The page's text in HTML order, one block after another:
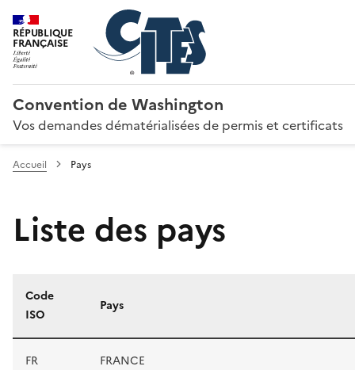
RÉPUBLIQUE
FRANÇAISE
Convention de Washington
Vos demandes dématérialisées de permis et certificats
Accueil Pays
Liste des pays
Liste des pays
Code
ISO
Pays
FR FRANCE